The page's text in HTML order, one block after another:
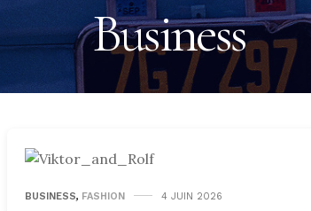
Business
BUSINESS, FASHION 4 JUIN 2026